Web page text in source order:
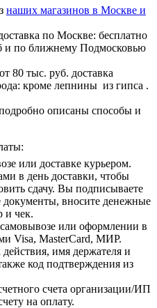
наших магазинов в Москве и
по Москве: бесплатно
и по ближнему Подмосковью
80 тыс. руб. доставка
кроме лепнины из гипса .
описаны способы и
или доставке курьером.
в день доставки, чтобы
сдачу. Вы подписываете
документы, вносите денежные
и чек.
или оформлении в
Visa, MasterCard, МИР.
имя держателя и
код подтверждения из
счета организации/ИП
на оплату.